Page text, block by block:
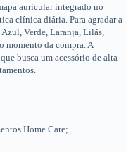
auricular integrado no
clínica diária. Para agradar a
Verde, Laranja, Lilás,
momento da compra. A
busca um acessório de alta
Home Care;